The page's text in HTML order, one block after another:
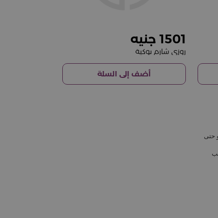
1501
روزي شارم بوكية
أضف إلى السلة
حتى